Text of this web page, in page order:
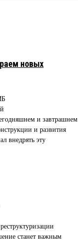
новых
и завтрашнем
и развития
внедрять эту
станет важным